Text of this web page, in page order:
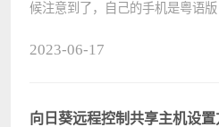
候注意到了，自己的手机是粤语版
话方法： 1、首先进入“设
2023-06-17
向日葵远程控制共享主机设置